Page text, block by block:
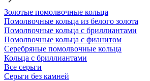
Золотые помолвочные кольца
Помолвочные кольца из белого золота
Помолвочные кольца с бриллиантами
Помолвочные кольца с фианитом
Серебряные помолвочные кольца
Кольца с бриллиантами
Все серьги
Серьги без камней